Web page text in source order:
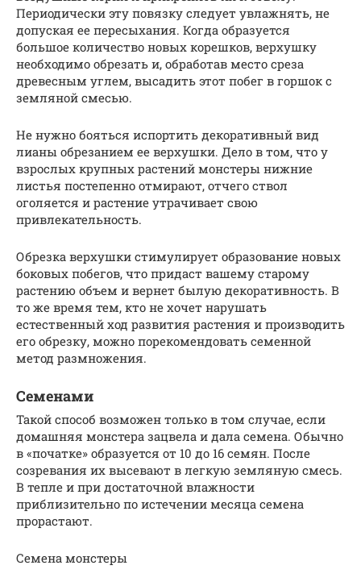
Периодически эту повязку следует увлажнять, не
допуская ее пересыхания. Когда образуется
большое количество новых корешков, верхушку
необходимо обрезать и, обработав место среза
древесным углем, высадить этот побег в горшок с
земляной смесью.
Не нужно бояться испортить декоративный вид
лианы обрезанием ее верхушки. Дело в том, что у
взрослых крупных растений монстеры нижние
листья постепенно отмирают, отчего ствол
оголяется и растение утрачивает свою
привлекательность.
Обрезка верхушки стимулирует образование новых
боковых побегов, что придаст вашему старому
растению объем и вернет былую декоративность. В
то же время тем, кто не хочет нарушать
естественный ход развития растения и производить
его обрезку, можно порекомендовать семенной
метод размножения.
Семенами
Такой способ возможен только в том случае, если
домашняя монстера зацвела и дала семена. Обычно
в «початке» образуется от 10 до 16 семян. После
созревания их высевают в легкую земляную смесь.
В тепле и при достаточной влажности
приблизительно по истечении месяца семена
прорастают.
Семена монстеры